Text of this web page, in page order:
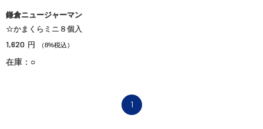
鎌倉ニュージャーマン
☆かまくらミニ８個入
1,620 円 （8%税込）
在庫：○
1